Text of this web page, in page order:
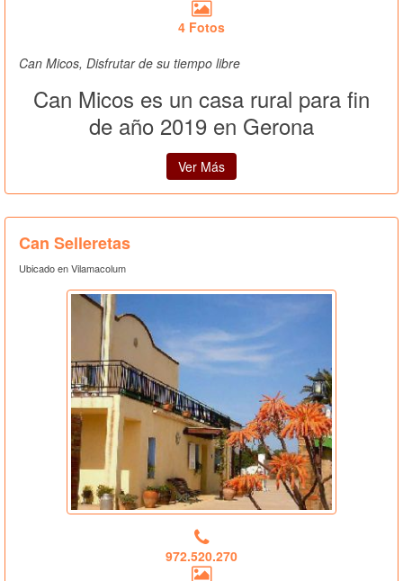
4 Fotos
Can Micos, Disfrutar de su tiempo libre
Can Micos es un casa rural para fin
de año 2019 en Gerona
Ver Más
Can Selleretas
Ubicado en Vilamacolum
972.520.270